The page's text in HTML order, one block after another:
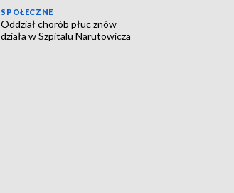
SPOŁECZNE
Oddział chorób płuc znów
działa w Szpitalu Narutowicza